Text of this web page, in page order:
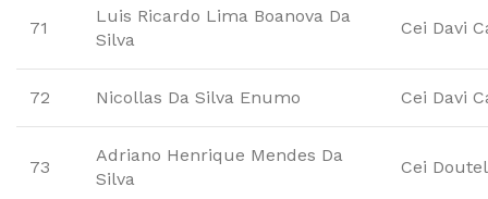
71
Luis Ricardo Lima Boanova Da
Silva
Cei Davi
72 Nicollas Da Silva Enumo Cei Davi
73
Adriano Henrique Mendes Da
Silva
Cei